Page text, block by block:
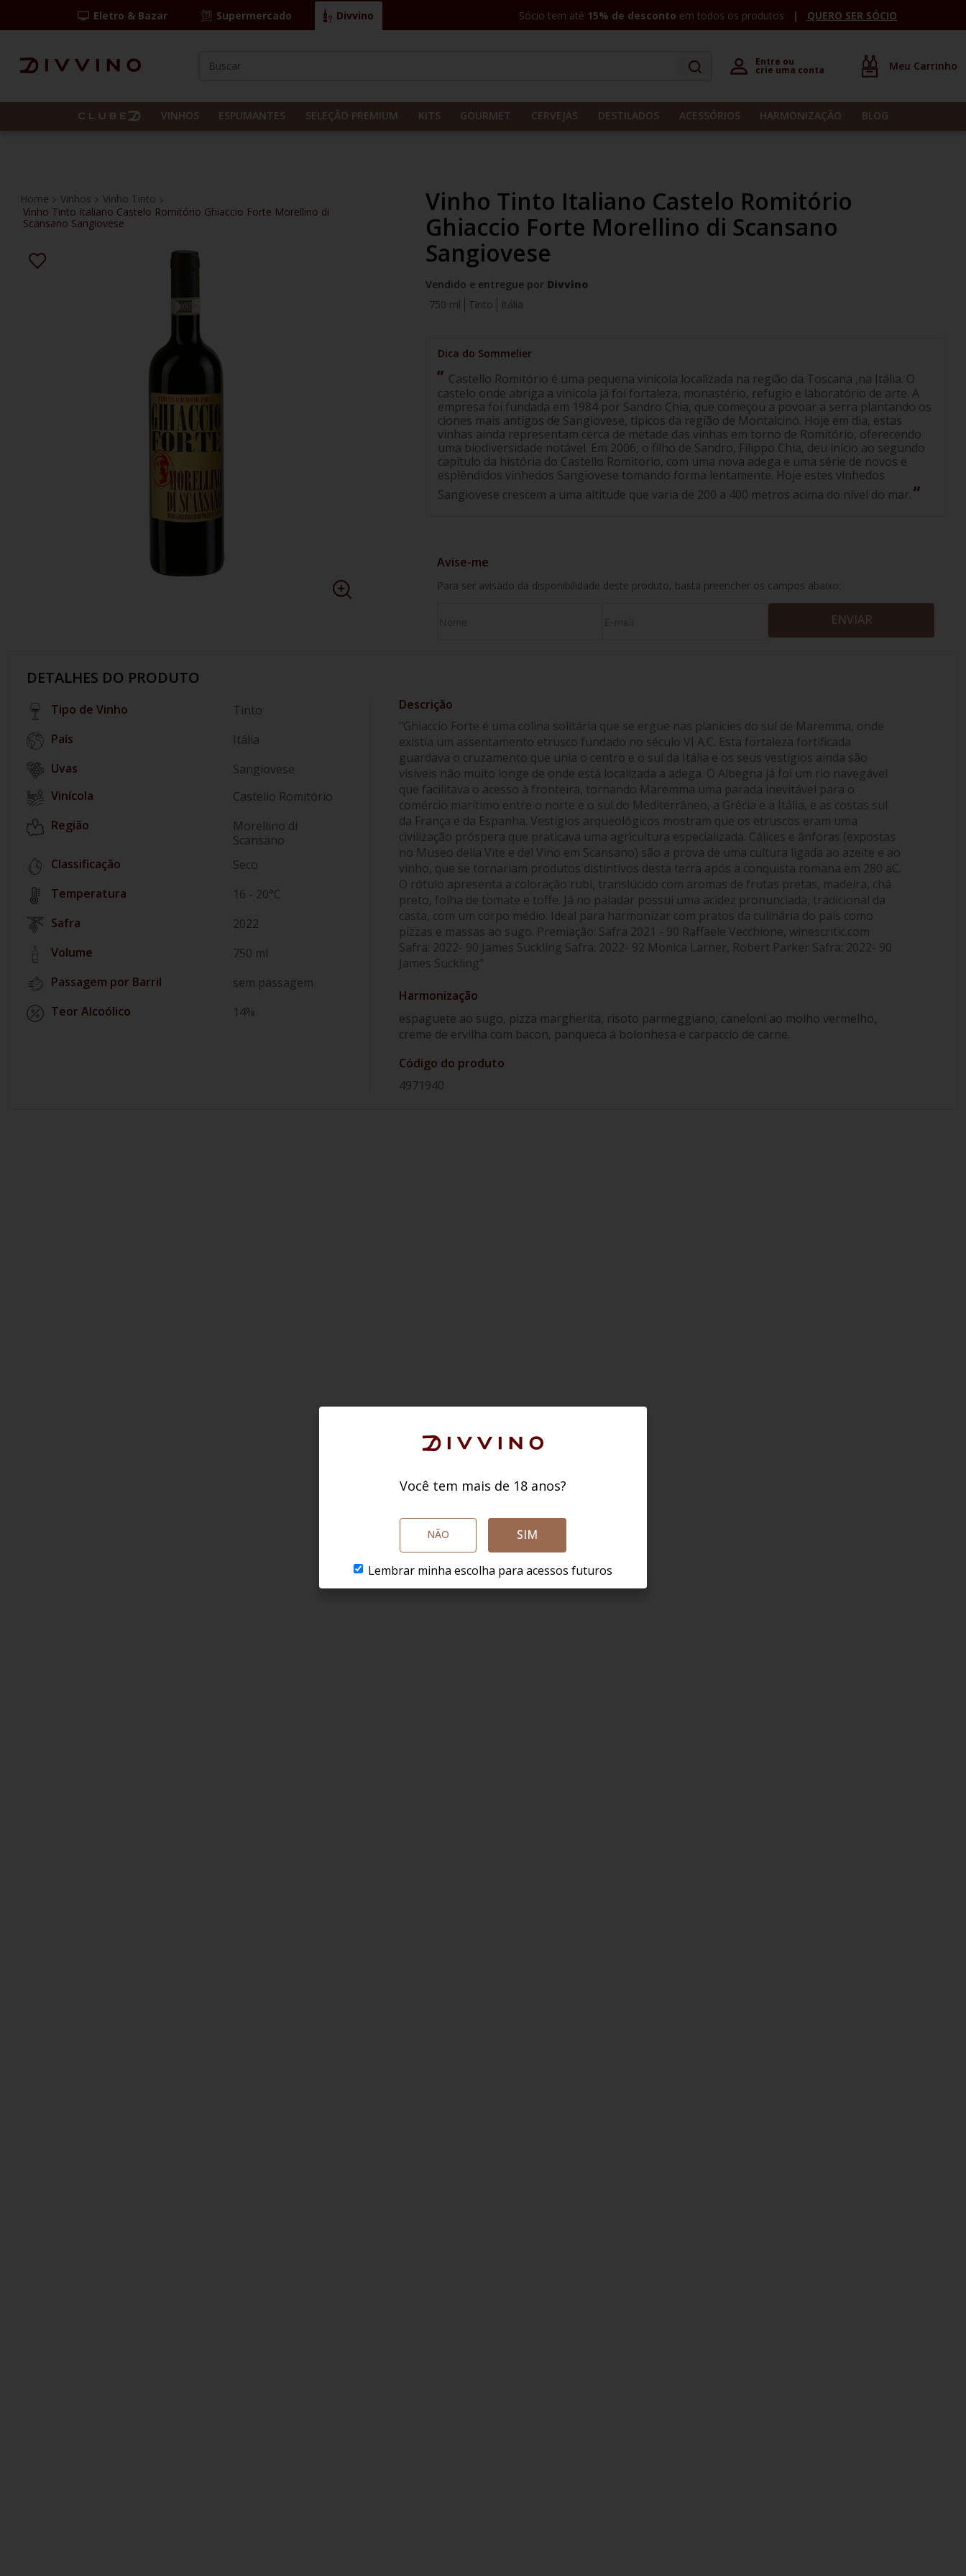
Eletro & Bazar Supermercado Divvino Sócio tem até 15% de desconto em todos os produtos QUERO SER SÓCIO
º las camelias
5º itália
Entre ou
crie uma conta
VINHOS ESPUMANTES SELEÇÃO PREMIUM KITS GOURMET CERVEJAS DESTILADOS ACESSÓRIOS HARMONIZAÇÃO BLOG
Vinhos
Vinho Tinto
Vinho Tinto Italiano Castelo Romitório Ghiaccio Forte Morellino di
Scansano Sangiovese
Vinho Tinto Italiano Castelo Romitório
Ghiaccio Forte Morellino di Scansano
Sangiovese
Vendido e entregue por Divvino
Tinto
Itália
750 ml
Castello Romitório é uma pequena vinícola localizada na região da Toscana ,na Itália. O
castelo onde abriga a vinícola já foi fortaleza, monastério, refugio e laboratório de arte. A
empresa foi fundada em 1984 por Sandro Chia, que começou a povoar a serra plantando os
clones mais antigos de Sangiovese, típicos da região de Montalcino. Hoje em dia, estas
vinhas ainda representam cerca de metade das vinhas em torno de Romitório, oferecendo
uma biodiversidade notável. Em 2006, o filho de Sandro, Filippo Chia, deu início ao segundo
capítulo da história do Castello Romitorio, com uma nova adega e uma série de novos e
esplêndidos vinhedos Sangiovese tomando forma lentamente. Hoje estes vinhedos
Sangiovese crescem a uma altitude que varia de 200 a 400 metros acima do nível do mar.
Avise-me
Para ser avisado da disponibilidade deste produto, basta preencher os campos abaixo:
ENVIAR
DETALHES DO PRODUTO
Tipo de Vinho
Tinto
País
Itália
Sangiovese
Vinícola
Castello Romitório
Região
Morellino di
Scansano
Classificação
Seco
Temperatura
16 - 20°C
Safra
2022
Volume
750 ml
Passagem por Barril
sem passagem
Teor Alcoólico
14%
"Ghiaccio Forte é uma colina solitária que se ergue nas planícies do sul de Maremma, onde
existia um assentamento etrusco fundado no século VI A.C. Esta fortaleza fortificada
guardava o cruzamento que unia o centro e o sul da Itália e os seus vestígios ainda são
visíveis não muito longe de onde está localizada a adega. O Albegna já foi um rio navegável
que facilitava o acesso à fronteira, tornando Maremma uma parada inevitável para o
comércio marítimo entre o norte e o sul do Mediterrâneo, a Grécia e a Itália, e as costas sul
da França e da Espanha. Vestígios arqueológicos mostram que os etruscos eram uma
civilização próspera que praticava uma agricultura especializada. Cálices e ânforas (expostas
no Museo della Vite e del Vino em Scansano) são a prova de uma cultura ligada ao azeite e ao
vinho, que se tornariam produtos distintivos desta terra após a conquista romana em 280 aC.
O rótulo apresenta a coloração rubi, translúcido com aromas de frutas pretas, madeira, chá
preto, folha de tomate e toffe. Já no paladar possui uma acidez pronunciada, tradicional da
casta, com um corpo médio. Ideal para harmonizar com pratos da culinária do país como
pizzas e massas ao sugo. Premiação: Safra 2021 - 90 Raffaele Vecchione, winescritic.com
Safra: 2022- 90 James Suckling Safra: 2022- 92 Monica Larner, Robert Parker Safra: 2022- 90
James Suckling"
Harmonização
espaguete ao sugo, pizza margherita, risoto parmeggiano, caneloni ao molho vermelho,
creme de ervilha com bacon, panqueca á bolonhesa e carpaccio de carne.
Código do produto
4971940
Você tem mais de 18 anos?
NÃO SIM
Lembrar minha escolha para acessos futuros